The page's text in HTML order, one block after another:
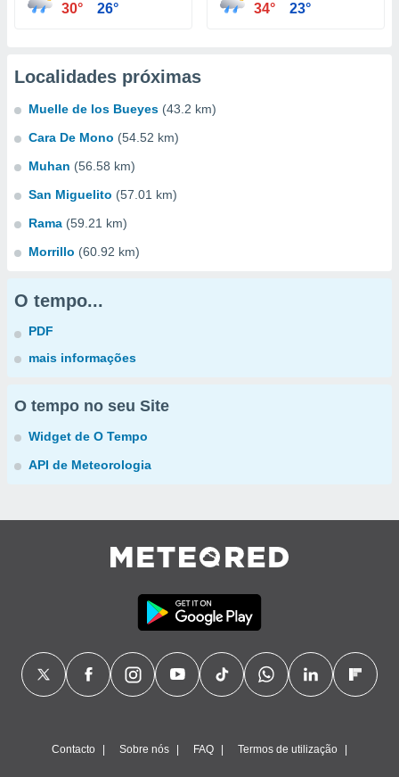
30° 26° 34° 23°
Localidades próximas
Muelle de los Bueyes (43.2 km)
Cara De Mono (54.52 km)
Muhan (56.58 km)
San Miguelito (57.01 km)
Rama (59.21 km)
Morrillo (60.92 km)
O tempo...
PDF
mais informações
O tempo no seu Site
Widget de O Tempo
API de Meteorologia
Contacto Sobre nós FAQ Termos de utilização